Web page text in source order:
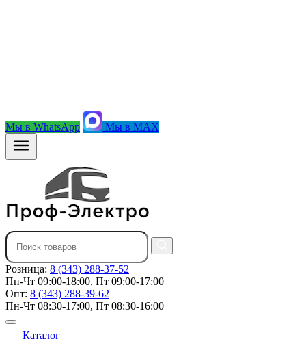
Мы в WhatsApp Мы в MAX
Розница: 8 (343) 288-37-52
Пн-Чт 09:00-18:00, Пт 09:00-17:00
Опт: 8 (343) 288-39-62
Пн-Чт 08:30-17:00, Пт 08:30-16:00
Каталог